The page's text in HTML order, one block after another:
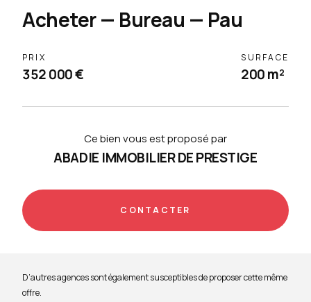
Acheter — Bureau — Pau
PRIX
352 000 €
SURFACE
200 m²
Ce bien vous est proposé par
ABADIE IMMOBILIER DE PRESTIGE
CONTACTER
D’autres agences sont également susceptibles de proposer cette même
offre.